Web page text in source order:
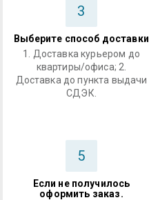
3
Выберите способ доставки
1. Доставка курьером до
квартиры/офиса; 2.
Доставка до пункта выдачи
СДЭК.
5
Если не получилось
оформить заказ.